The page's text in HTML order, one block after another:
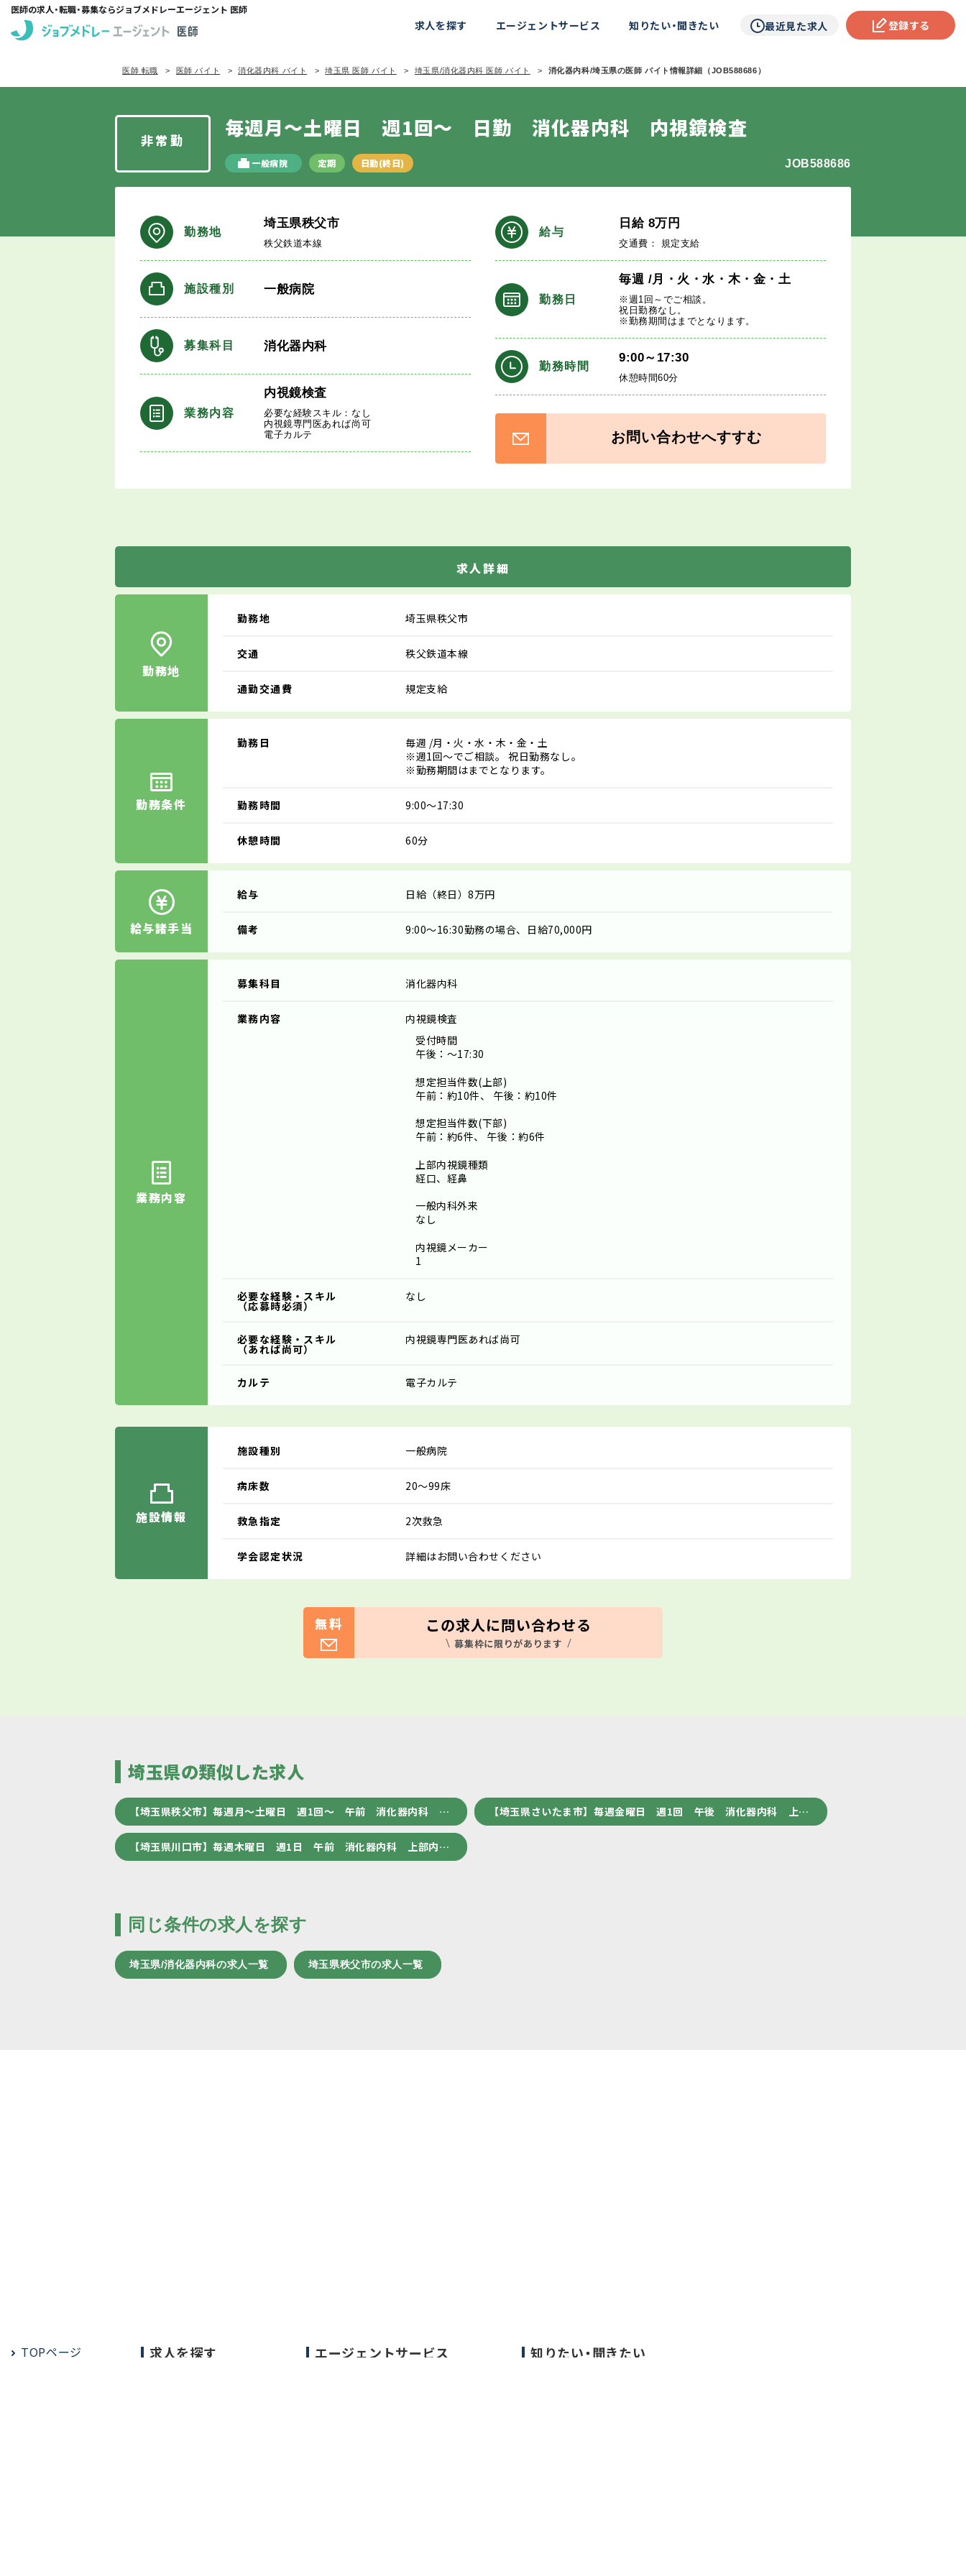
医師の求人・転職・募集ならジョブメドレーエージェント 医師
求人を探す エージェントサービス 知りたい・聞きたい 最近見た求人 登録する
医師 転職 医師 バイト 消化器内科 バイト 埼玉県 医師 バイト 埼玉県/消化器内科 医師 バイト 消化器内科/埼玉県の医師 バイト情報詳細（JOB588686）
非常勤 毎週月～土曜日 週1回～ 日勤 消化器内科 内視鏡検査
一般病院 定期 日勤(終日) JOB588686
勤務地
埼玉県秩父市
秩父鉄道本線
施設種別 一般病院
募集科目 消化器内科
業務内容
内視鏡検査
必要な経験スキル：なし
内視鏡専門医あれば尚可
電子カルテ
給与
日給8万円
交通費： 規定支給
勤務日
毎週 /月・火・水・木・金・土
※週1回～でご相談。
祝日勤務なし。
※勤務期間はまでとなります。
勤務時間
9:00～17:30
休憩時間60分
お問い合わせへすすむ
求人詳細
勤務地
勤務地 埼玉県秩父市
交通 秩父鉄道本線
通勤交通費 規定支給
勤務条件
勤務日 毎週 /月・火・水・木・金・土
※週1回～でご相談。 祝日勤務なし。
※勤務期間はまでとなります。
勤務時間 9:00～17:30
休憩時間 60分
給与諸手当
給与 日給（終日）8万円
備考 9:00～16:30勤務の場合、日給70,000円
業務内容
募集科目 消化器内科
業務内容
内視鏡検査
受付時間
午後：～17:30
想定担当件数(上部)
午前：約10件、 午後：約10件
想定担当件数(下部)
午前：約6件、 午後：約6件
上部内視鏡種類
経口、経鼻
一般内科外来
なし
内視鏡メーカー
1
必要な経験・スキル
（応募時必須）
なし
必要な経験・スキル
（あれば尚可）
内視鏡専門医あれば尚可
カルテ 電子カルテ
施設情報
施設種別 一般病院
病床数 20～99床
救急指定 2次救急
学会認定状況 詳細はお問い合わせください
無料 この求人に問い合わせる
募集枠に限りがあります
埼玉県の類似した求人
【埼玉県秩父市】毎週月～土曜日 週1回～ 午前 消化器内科 … 【埼玉県さいたま市】毎週金曜日 週1回 午後 消化器内科 上…
【埼玉県川口市】毎週木曜日 週1日 午前 消化器内科 上部内…
同じ条件の求人を探す
埼玉県/消化器内科の求人一覧 埼玉県秩父市の求人一覧
TOPページ 求人を探す エージェントサービス 知りたい・聞きたい